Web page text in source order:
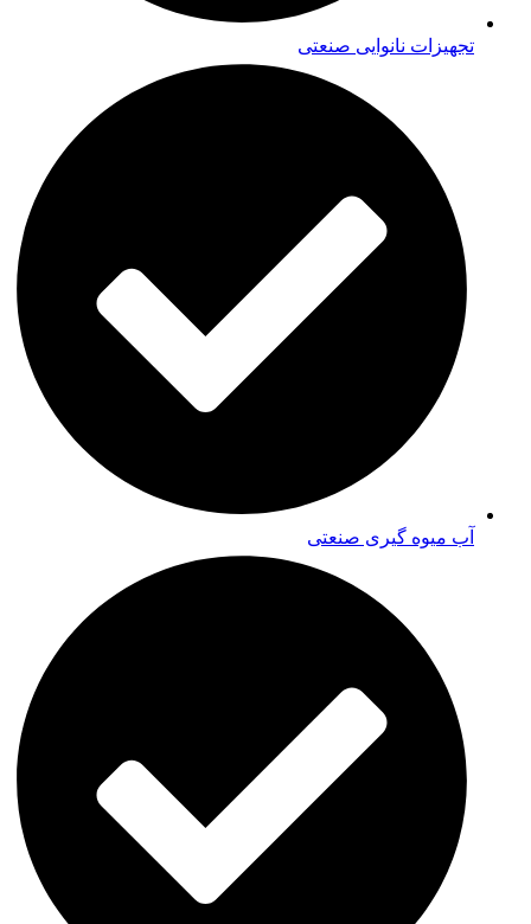
تجهیزات نانوایی صنعتی
آب میوه گیری صنعتی